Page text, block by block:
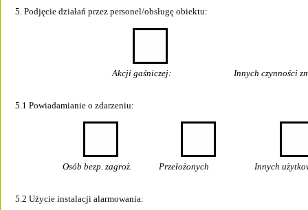
5. Podjęcie działań przez personel/obsługę obiektu:
                                               Akcji gaśniczej:
Innych
5.1 Powiadamianie o zdarzeniu:
                       Osób bezp. zagroż.             Przełożonych
Innych
5.2 Użycie instalacji alarmowania: